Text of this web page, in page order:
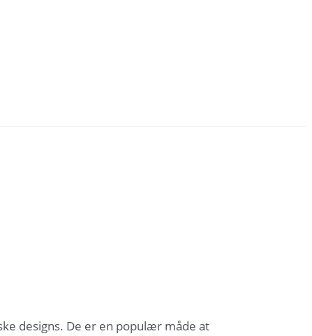
designs. De er en populær måde at